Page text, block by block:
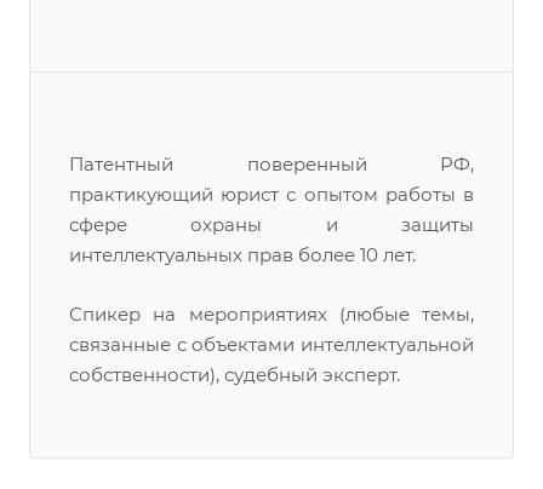
Патентный поверенный РФ,
практикующий юрист с опытом работы в
сфере охраны и защиты
интеллектуальных прав более 10 лет.
Спикер на мероприятиях (любые темы,
связанные с объектами интеллектуальной
собственности), судебный эксперт.